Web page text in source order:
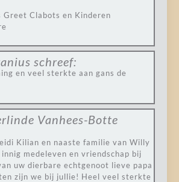
Greet Clabots en Kinderen
schreef:
en veel sterkte aan gans de
Vanhees-Botte
Kilian en naaste familie van Willy
medeleven en vriendschap bij
uw dierbare echtgenoot lieve papa
zijn we bij jullie! Heel veel sterkte